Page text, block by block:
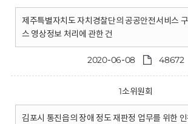
제주특별자치도 자치경찰단의 공공안전서비스
스 영상정보 처리에 관한 건
2020-06-08 48672
1소위원회
김포시 통진읍의 장애 정도 재판정 업무를 위한